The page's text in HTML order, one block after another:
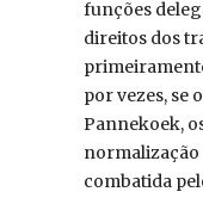
funções
direitos dos
por vezes, se
Pannekoek,
normalização
combatida